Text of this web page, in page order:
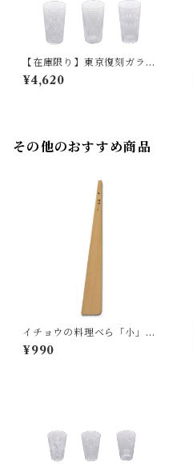
【在庫限り】東京復刻ガラス
BRUNCH (ブランチ) / 5オン
ス ｜ 廣田硝子
¥4,620
その他のおすすめ商品
イチョウの料理ベら「小」｜
双葉商店
¥990